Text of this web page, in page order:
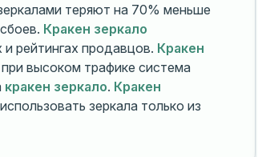
теряют на 70% меньше
Кракен зеркало
рейтингах продавцов. Кракен
высоком трафике система
кракен зеркало. Кракен
зеркала только из